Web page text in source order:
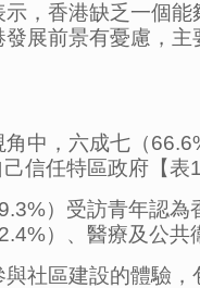
，香港缺乏一個
展前景有憂慮，
中，六成七（
信任特區政府【表
）受訪青年認
）、醫療及公共
社區建設的體驗